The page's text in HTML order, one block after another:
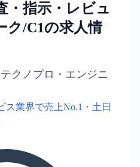
・指示・レビュ
ク/C1の求人情
クノプロ・エンジニ
ス業界で売上No.1・土日